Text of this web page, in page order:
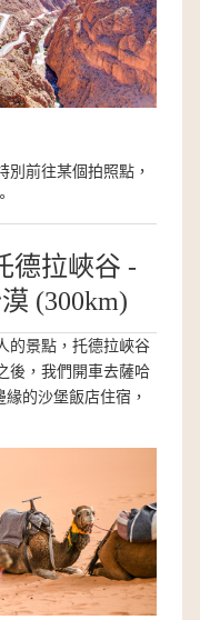
別前往某個拍照點，
德拉峽谷 -
(300km)
的景點，托德拉峽谷
後，我們開車去薩哈
的沙堡飯店住宿，